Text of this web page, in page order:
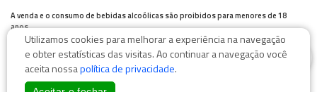
A venda e o consumo de bebidas alcoólicas são proibidos para menores de 18
anos.
Bebida alcoólica pode causar dependência química e, em excesso, provoca graves males à saúde.
Beba com moderação
Utilizamos cookies para melhorar a experiência na navegação
e obter estatísticas das visitas. Ao continuar a navegação você
aceita nossapolítica de privacidade.